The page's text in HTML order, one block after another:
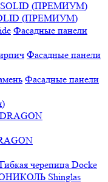
(ПРЕМИУМ)
Фасадные панели
Фасадные панели
Фасадные панели
Гибкая черепица Docke